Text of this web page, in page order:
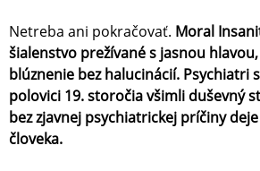
Netreba ani pokračovať. Moral
šialenstvo prežívané s jasnou
blúznenie bez halucinácií. Psychiatri
polovici 19. storočia všimli duševný
bez zjavnej psychiatrickej príčiny
človeka.